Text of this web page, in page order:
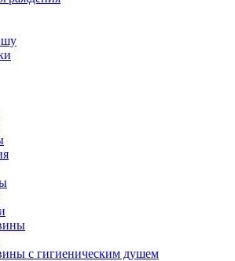
с гигиеническим душем